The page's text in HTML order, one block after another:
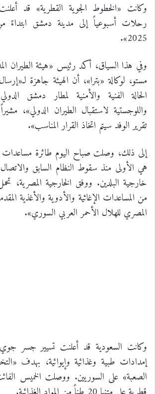
2025».
وفي هذا السياق، أكد رئيس «هيئة الطيران
مستو، لوكالة «بترا»، أن الهيئة جاهزة
الحالة الفنية والأمنية لمطار دمشق
واللوجستية لاستقبال الطيران الدولي»،
تقرير الوفد سيتم اتخاذ القرار المناسب».
إلى ذلك، وصلت صباح اليوم طائرة
هي الأولى منذ سقوط النظام السابق
من المساعدات الإغاثية والأدوية والأغذية
المصري للهلال الأحمر العربي السوري».
وكانت السعودية قد أعلنت تسيير جسر
إمدادات طبية وغذائية وإيوائية، بهدف
الصعبة» على السوريين. ووصلت الخميس